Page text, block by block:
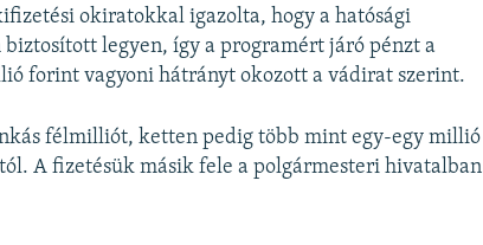
okiratokkal igazolta, hogy a hatósági
biztosított legyen, így a programért járó pénzt a
forint vagyoni hátrányt okozott a vádirat szerint.
félmilliót, ketten pedig több mint egy-egy millió
A fizetésük másik fele a polgármesteri hivatalban